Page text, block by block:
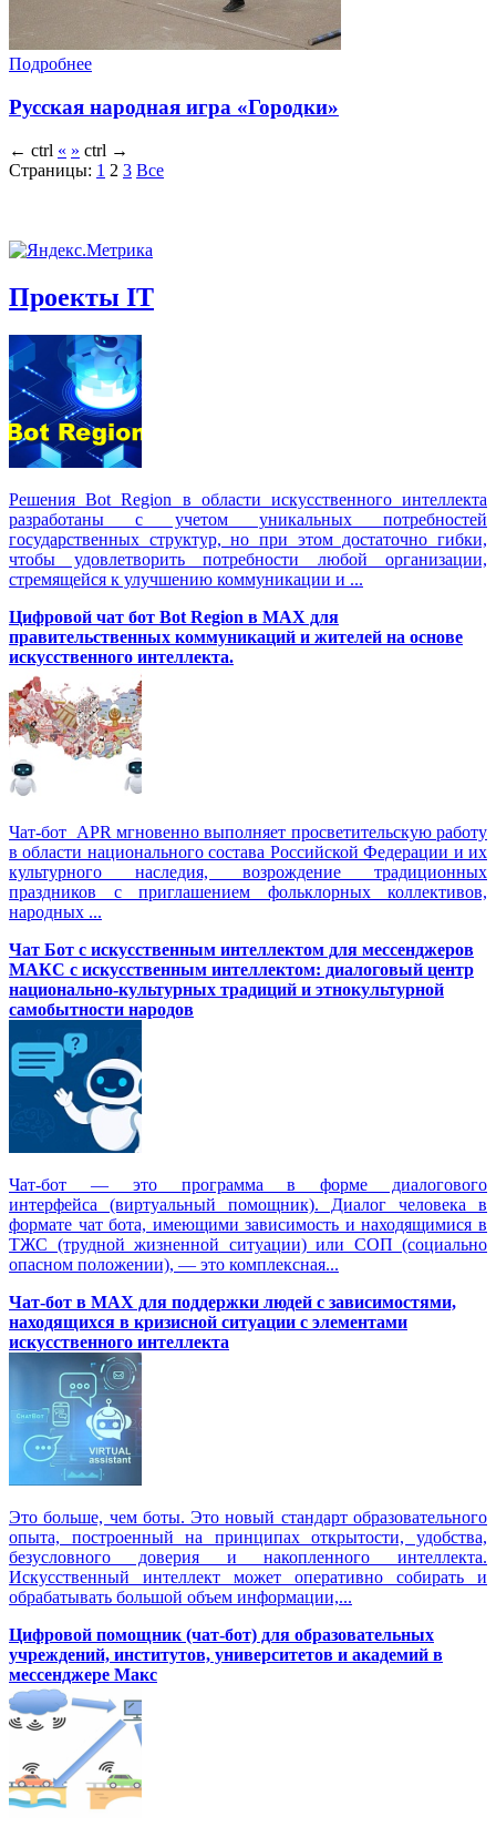
Подробнее
Русская народная игра «Городки»
← ctrl « » ctrl →
Страницы: 1 2 3 Все
Проекты IT
Решения Вot Region в области искусственного интеллекта
разработаны с учетом уникальных потребностей
государственных структур, но при этом достаточно гибки,
чтобы удовлетворить потребности любой организации,
стремящейся к улучшению коммуникации и ...
Цифровой чат бот Вot Region в MAX для
правительственных коммуникаций и жителей на основе
искусственного интеллекта.
Чат-бот APR мгновенно выполняет просветительскую работу
в области национального состава Российской Федерации и их
культурного наследия, возрождение традиционных
праздников с приглашением фольклорных коллективов,
народных ...
Чат Бот с искусственным интеллектом для мессенджеров
МАКС с искусственным интеллектом: диалоговый центр
национально-культурных традиций и этнокультурной
самобытности народов
Чат-бот — это программа в форме диалогового
интерфейса (виртуальный помощник). Диалог человека в
формате чат бота, имеющими зависимость и находящимися в
ТЖС (трудной жизненной ситуации) или СОП (социально
опасном положении), — это комплексная...
Чат-бот в MAX для поддержки людей с зависимостями,
находящихся в кризисной ситуации с элементами
искусственного интеллекта
Это больше, чем боты. Это новый стандарт образовательного
опыта, построенный на принципах открытости, удобства,
безусловного доверия и накопленного интеллекта.
Искусственный интеллект может оперативно собирать и
обрабатывать большой объем информации,...
Цифровой помощник (чат-бот) для образовательных
учреждений, институтов, университетов и академий в
мессенджере Макс